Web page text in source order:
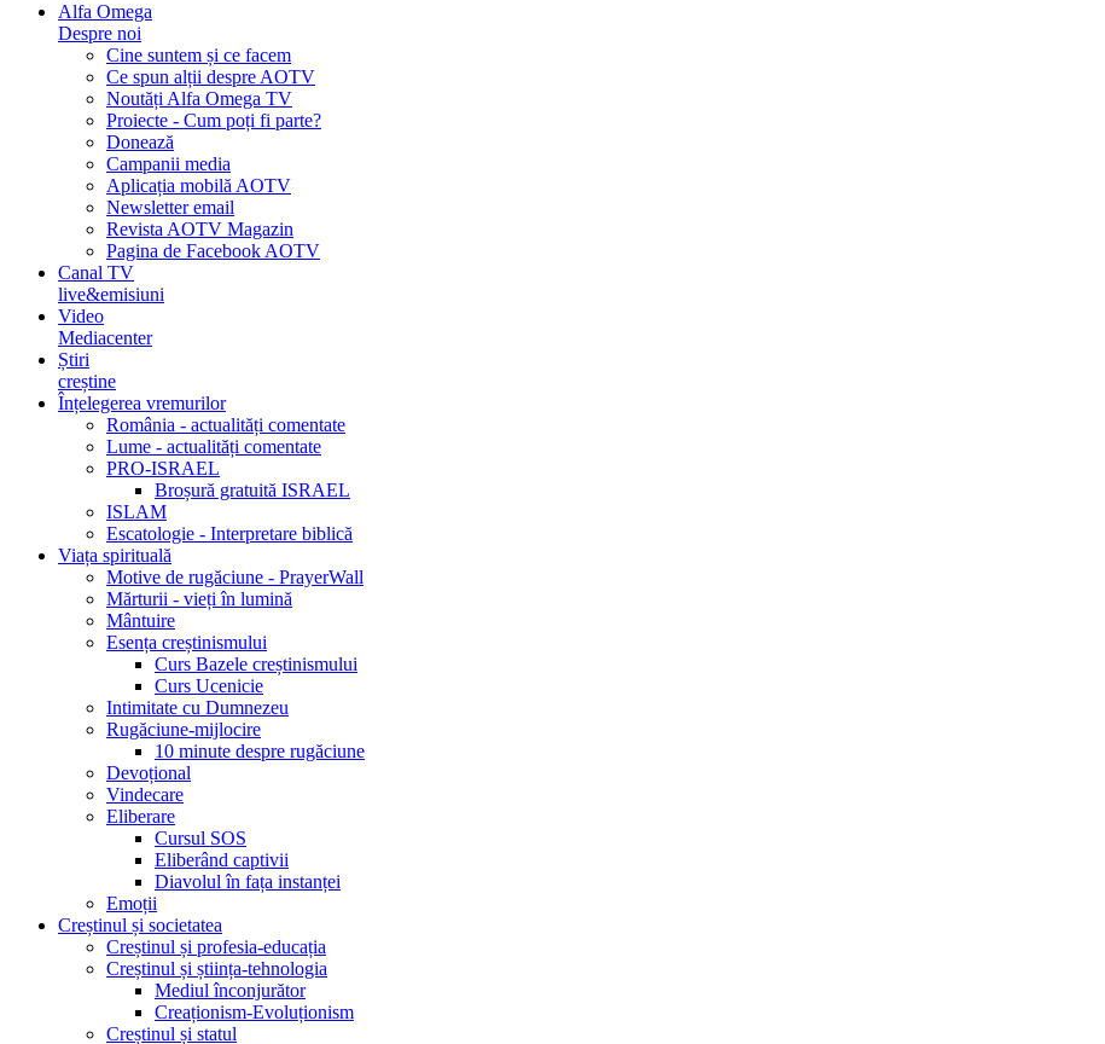
Alfa Omega
Despre noi
Cine suntem și ce facem
Ce spun alții despre AOTV
Noutăți Alfa Omega TV
Proiecte - Cum poți fi parte?
Donează
Campanii media
Aplicația mobilă AOTV
Newsletter email
Revista AOTV Magazin
Pagina de Facebook AOTV
Canal TV
live&emisiuni
Video
Mediacenter
Știri
creștine
Înțelegerea vremurilor
România - actualități comentate
Lume - actualități comentate
PRO-ISRAEL
Broșură gratuită ISRAEL
ISLAM
Escatologie - Interpretare biblică
Viața spirituală
Motive de rugăciune - PrayerWall
Mărturii - vieți în lumină
Mântuire
Esența creștinismului
Curs Bazele creștinismului
Curs Ucenicie
Intimitate cu Dumnezeu
Rugăciune-mijlocire
10 minute despre rugăciune
Devoțional
Vindecare
Eliberare
Cursul SOS
Eliberând captivii
Diavolul în fața instanței
Emoții
Creștinul și societatea
Creștinul și profesia-educația
Creștinul și știința-tehnologia
Mediul înconjurător
Creaționism-Evoluționism
Creștinul și statul